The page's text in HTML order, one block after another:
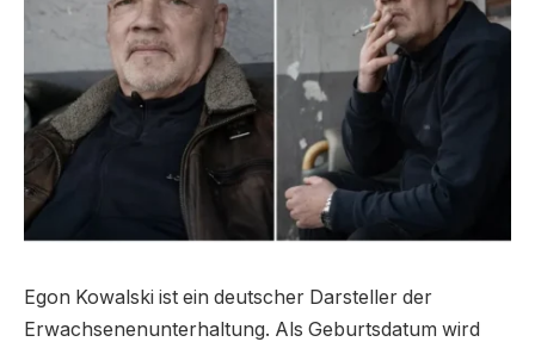
Egon Kowalski ist ein deutscher Darsteller der
Erwachsenenunterhaltung. Als Geburtsdatum wird